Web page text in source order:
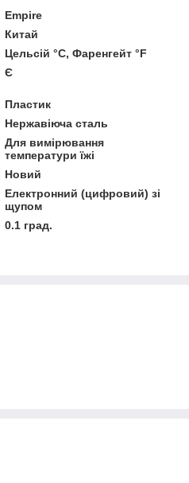
Empire
Китай
Цельсій °C, Фаренгейт °F
Є
Пластик
Нержавіюча сталь
Для вимірювання
температури їжі
Новий
Електронний (цифровий) зі
щупом
0.1 град.